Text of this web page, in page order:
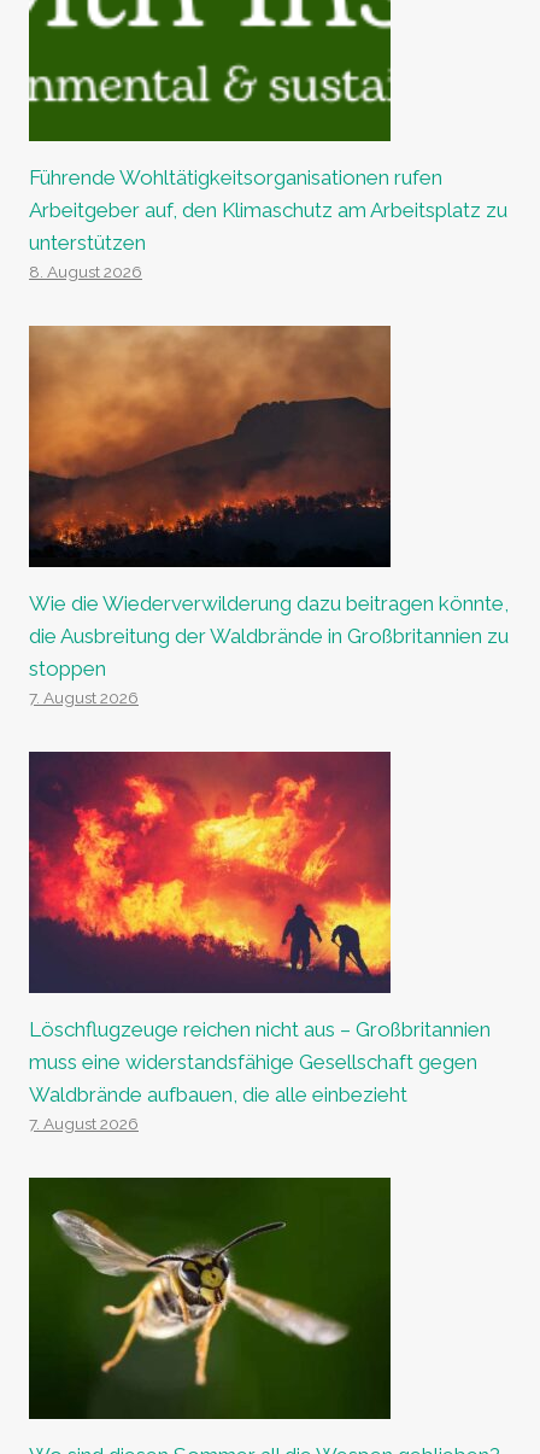
Führende Wohltätigkeitsorganisationen rufen
Arbeitgeber auf, den Klimaschutz am Arbeitsplatz zu
unterstützen
8. August 2026
Wie die Wiederverwilderung dazu beitragen könnte,
die Ausbreitung der Waldbrände in Großbritannien zu
stoppen
7. August 2026
Löschflugzeuge reichen nicht aus – Großbritannien
muss eine widerstandsfähige Gesellschaft gegen
Waldbrände aufbauen, die alle einbezieht
7. August 2026